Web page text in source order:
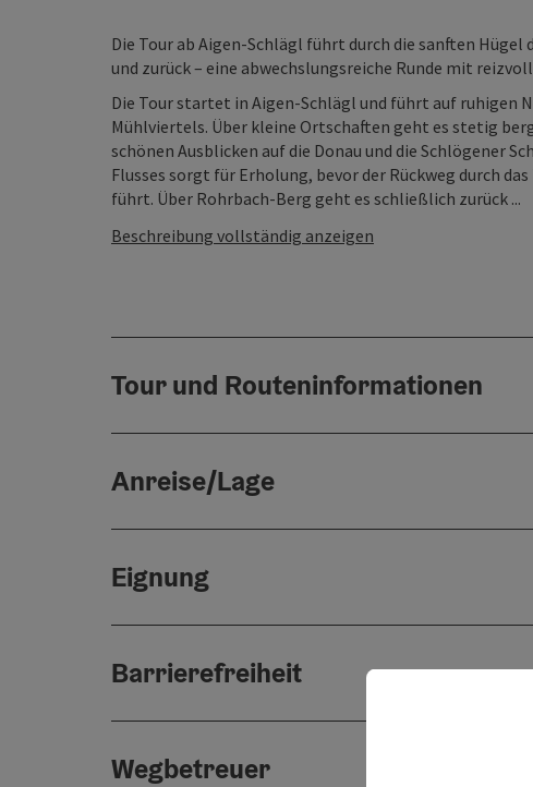
Die Tour ab Aigen-Schlägl führt durch die sanften
und zurück – eine abwechslungsreiche Runde mit
Die Tour startet in Aigen-Schlägl und führt auf ruhigen
Mühlviertels. Über kleine Ortschaften geht es stetig
schönen Ausblicken auf die Donau und die Schlögener
Flusses sorgt für Erholung, bevor der Rückweg durch
führt. Über Rohrbach-Berg geht es schließlich zurück ...
Beschreibung vollständig anzeigen
Tour und Routeninformationen
Anreise/Lage
Eignung
Barrierefreiheit
Wegbetreuer